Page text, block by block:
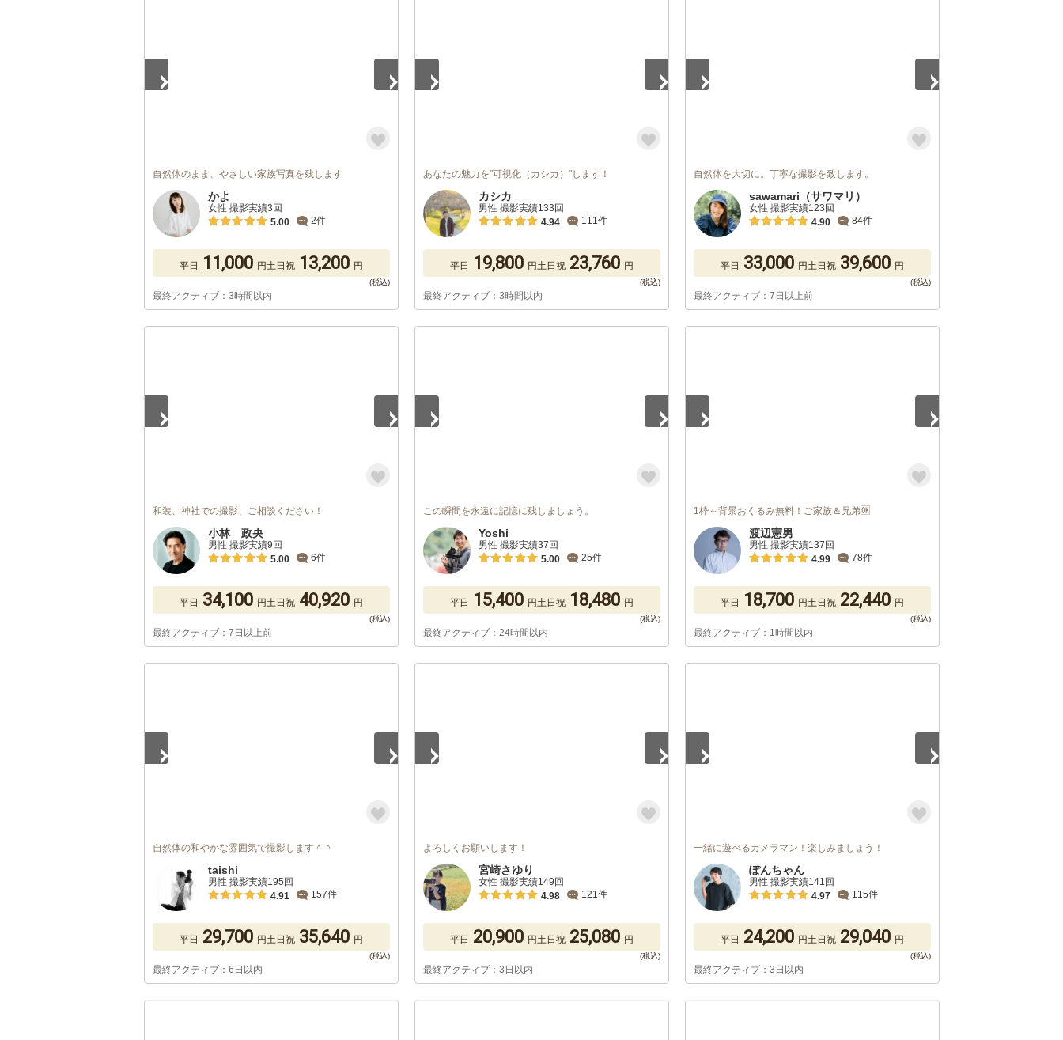
自然体のまま、やさしい家族写真を残します
かよ
女性 撮影実績3回
5.00
2件
平日 11,000 円土日祝 13,200 円
最終アクティブ：3時間以内
あなたの魅力を"可視化（カシカ）"します！
カシカ
男性 撮影実績133回
4.94
111件
平日 19,800 円土日祝 23,760 円
最終アクティブ：3時間以内
自然体を大切に。丁寧な撮影を致します。
sawamari（サワマリ）
女性 撮影実績123回
4.90
84件
平日 33,000 円土日祝 39,600 円
最終アクティブ：7日以上前
和装、神社での撮影、ご相談ください！
小林 政央
男性 撮影実績9回
5.00
6件
平日 34,100 円土日祝 40,920 円
最終アクティブ：7日以上前
この瞬間を永遠に記憶に残しましょう。
Yoshi
男性 撮影実績37回
5.00
25件
平日 15,400 円土日祝 18,480 円
最終アクティブ：24時間以内
1枠～背景おくるみ無料！ご家族＆兄弟🆗
渡辺憲男
男性 撮影実績137回
4.99
78件
平日 18,700 円土日祝 22,440 円
最終アクティブ：1時間以内
自然体の和やかな雰囲気で撮影します＾＾
taishi
男性 撮影実績195回
4.91
157件
平日 29,700 円土日祝 35,640 円
最終アクティブ：6日以内
よろしくお願いします！
宮崎さゆり
女性 撮影実績149回
4.98
121件
平日 20,900 円土日祝 25,080 円
最終アクティブ：3日以内
一緒に遊べるカメラマン！楽しみましょう！
ぽんちゃん
男性 撮影実績141回
4.97
115件
平日 24,200 円土日祝 29,040 円
最終アクティブ：3日以内